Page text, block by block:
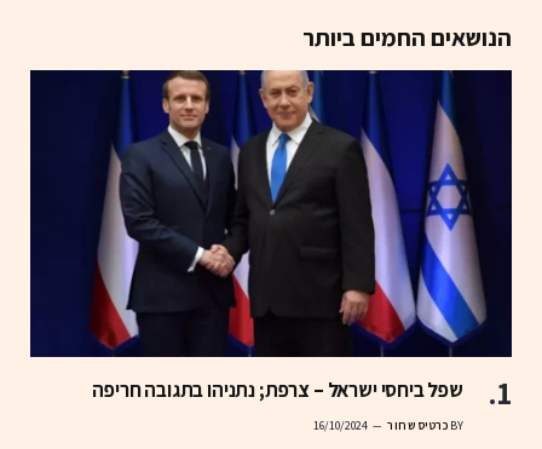
הנושאים החמים ביותר
שפל ביחסי ישראל – צרפת; נתניהו בתגובה חריפה
BY כרטיס שחור 16/10/2024